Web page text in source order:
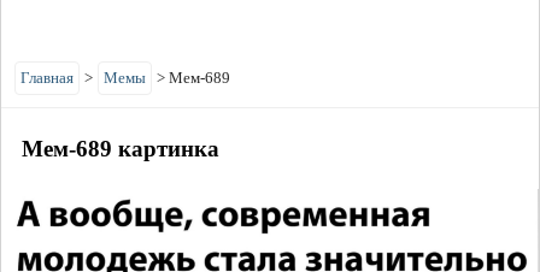
Главная > Мемы > Мем-689
Мем-689 картинка